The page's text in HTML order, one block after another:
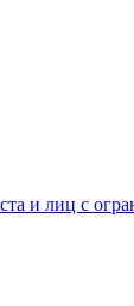
и лиц с